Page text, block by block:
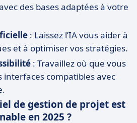
des bases adaptées à votre
: Laissez l’IA vous aider à
et à optimiser vos stratégies.
: Travaillez où que vous
interfaces compatibles avec
de gestion de projet est
en 2025 ?